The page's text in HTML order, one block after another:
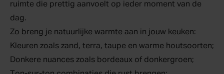
ruimte die prettig aanvoelt op ieder moment van de
dag.
Zo breng je natuurlijke warmte aan in jouw keuken:
Kleuren zoals zand, terra, taupe en warme houtsoorten;
Donkere nuances zoals bordeaux of donkergroen;